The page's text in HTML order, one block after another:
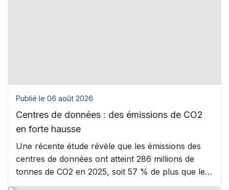
Publié le 06 août 2026
Centres de données : des émissions de CO2
en forte hausse
Une récente étude révèle que les émissions des
centres de données ont atteint 286 millions de
tonnes de CO2 en 2025, soit 57 % de plus que les
évaluations antérieures.